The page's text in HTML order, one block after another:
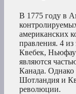
В 1775 году в
американских
правления. 4
Квебек,
являются
Канада. Однако
Шотландия и
революции.